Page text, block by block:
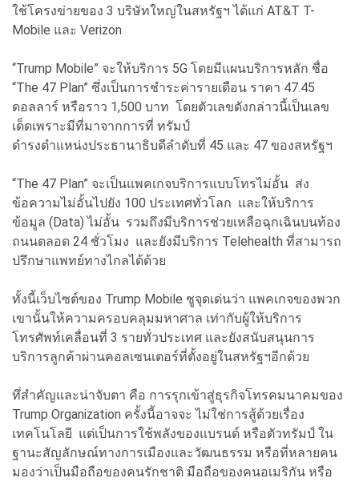
ใช้โครงข่ายของ 3 บริษัทใหญ่ในสหรัฐฯ ได้แก่ AT&T T-
Mobile และ Verizon
“Trump Mobile” จะให้บริการ 5G โดยมีแผนบริการหลัก ชื่อ
“The 47 Plan” ซึ่งเป็นการชำระค่ารายเดือน ราคา 47.45
ดอลลาร์ หรือราว 1,500 บาท โดยตัวเลขดังกล่าวนี้เป็นเลข
เด็ดเพราะมีที่มาจากการที่ ทรัมป์
ดำรงตำแหน่งประธานาธิบดีลำดับที่ 45 และ 47 ของสหรัฐฯ
“The 47 Plan” จะเป็นแพคเกจบริการแบบโทรไม่อั้น ส่ง
ข้อความไม่อั้นไปยัง 100 ประเทศทั่วโลก และให้บริการ
ข้อมูล (Data) ไม่อั้น รวมถึงมีบริการช่วยเหลือฉุกเฉินบนท้อง
ถนนตลอด 24 ชั่วโมง และยังมีบริการ Telehealth ที่สามารถ
ปรึกษาแพทย์ทางไกลได้ด้วย
ทั้งนี้เว็บไซต์ของ Trump Mobile ชูจุดเด่นว่า แพคเกจของพวก
เขานั้นให้ความครอบคลุมมหาศาล เท่ากับผู้ให้บริการ
โทรศัพท์เคลื่อนที่ 3 รายทั่วประเทศ และยังสนับสนุนการ
บริการลูกค้าผ่านคอลเซนเตอร์ที่ตั้งอยู่ในสหรัฐฯอีกด้วย
ทึ่สำคัญและน่าจับตา คือ การรุกเข้าสู่ธุรกิจโทรคมนาคมของ
Trump Organization ครั้งนี้อาจจะ ไม่ใช่การสู้ด้วยเรื่อง
เทคโนโลยี แต่เป็นการใช้พลังของแบรนด์ หรือตัวทรัมป์ ใน
ฐานะสัญลักษณ์ทางการเมืองและวัฒนธรรม หรือที่หลายคน
มองว่าเป็นมือถือของคนรักชาติ มือถือของคนอเมริกัน หรือ